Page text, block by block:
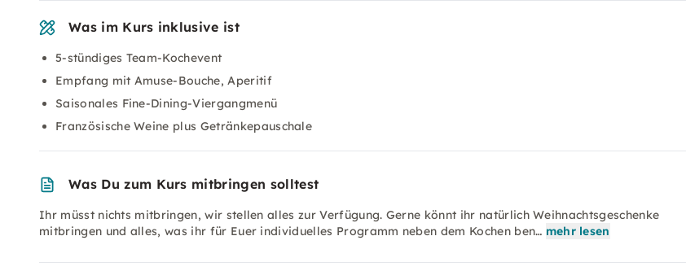
Was im Kurs inklusive ist
5-stündiges Team-Kochevent
Empfang mit Amuse-Bouche, Aperitif
Saisonales Fine-Dining-Viergangmenü
Französische Weine plus Getränkepauschale
Was Du zum Kurs mitbringen solltest
Ihr müsst nichts mitbringen, wir stellen alles zur Verfügung. Gerne könnt ihr natürlich Weihnachtsgeschenke
mitbringen und alles, was ihr für Euer individuelles Programm neben dem Kochen ben… mehr lesen